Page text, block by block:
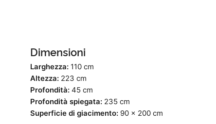
Dimensioni
Larghezza: 110 cm
Altezza: 223 cm
Profondità: 45 cm
Profondità spiegata: 235 cm
Superficie di giacimento: 90 x 200 cm